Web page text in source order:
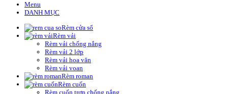
Menu
DANH MỤC
Rèm cửa sổ
Rèm vải
Rèm vải chống nắng
Rèm vải 2 lớp
Rèm vải hoa văn
Rèm vải voan
Rèm roman
Rèm cuốn
Rèm cuốn trơn chống nắng